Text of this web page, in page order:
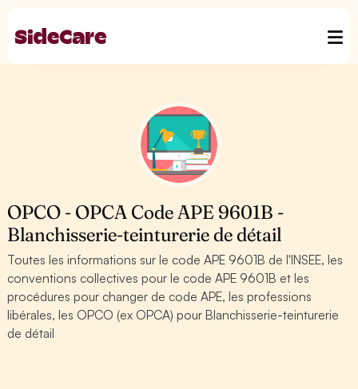
OPCO - OPCA Code APE 9601B -
Blanchisserie-teinturerie de détail
Toutes les informations sur le code APE 9601B de l'INSEE, les
conventions collectives pour le code APE 9601B et les
procédures pour changer de code APE, les professions
libérales, les OPCO (ex OPCA) pour Blanchisserie-teinturerie
de détail